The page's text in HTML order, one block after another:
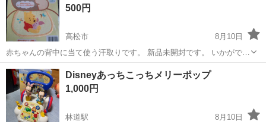
500円
高松市
8月10日
赤ちゃんの背中に当て使う汗取りです。 新品未開封です。 いかがでし
ょうか♪
香川 高松市 ベビー用品
Disneyあっちこっちメリーポップ
1,000円
林道駅
8月10日